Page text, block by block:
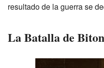
resultado de la guerra se
La Batalla de